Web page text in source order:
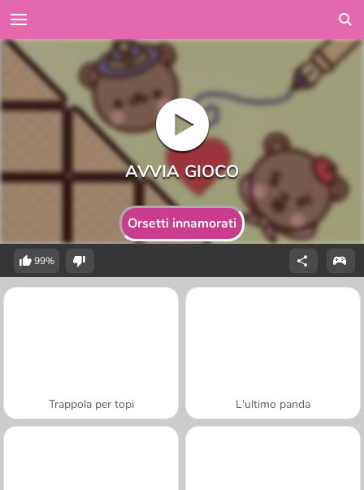
Orsetti innamorati
99%
Trappola per topi L'ultimo panda